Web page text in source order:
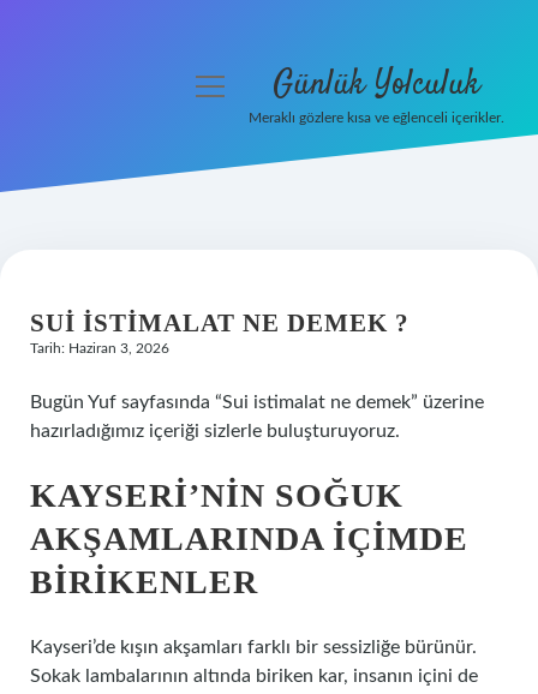
Hakkımızda
menüyü
Günlük Yolculuk
Meraklı gözlere kısa ve eğlenceli içerikler.
SUI ISTIMALAT NE DEMEK ?
Tarih: Haziran 3, 2026
Bugün Yuf sayfasında “Sui istimalat ne demek” üzerine
hazırladığımız içeriği sizlerle buluşturuyoruz.
KAYSERI’NIN SOĞUK
AKŞAMLARINDA İÇIMDE
BIRIKENLER
Kayseri’de kışın akşamları farklı bir sessizliğe bürünür.
Sokak lambalarının altında biriken kar, insanın içini de